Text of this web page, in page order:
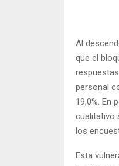
Al
que el
personal
19,0%. En
cualitativo
los
Esta